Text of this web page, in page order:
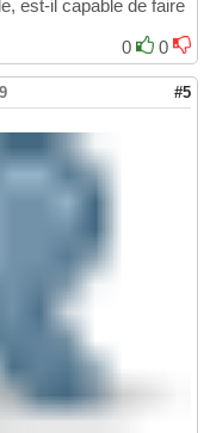
est-il capable de faire
0
0
#5